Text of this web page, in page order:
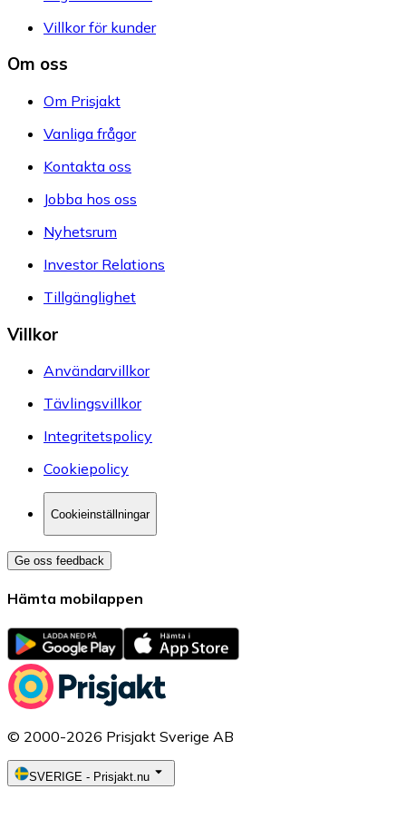
Villkor för kunder
Om oss
Om Prisjakt
Vanliga frågor
Kontakta oss
Jobba hos oss
Nyhetsrum
Investor Relations
Tillgänglighet
Villkor
Användarvillkor
Tävlingsvillkor
Integritetspolicy
Cookiepolicy
Cookieinställningar
Ge oss feedback
Hämta mobilappen
© 2000-2026 Prisjakt Sverige AB
SVERIGE - Prisjakt.nu